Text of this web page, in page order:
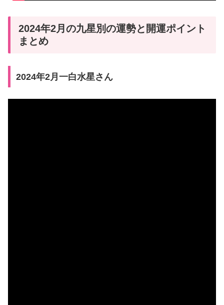
2024年2月の九星別の運勢と開運ポイント
まとめ
2024年2月一白水星さん